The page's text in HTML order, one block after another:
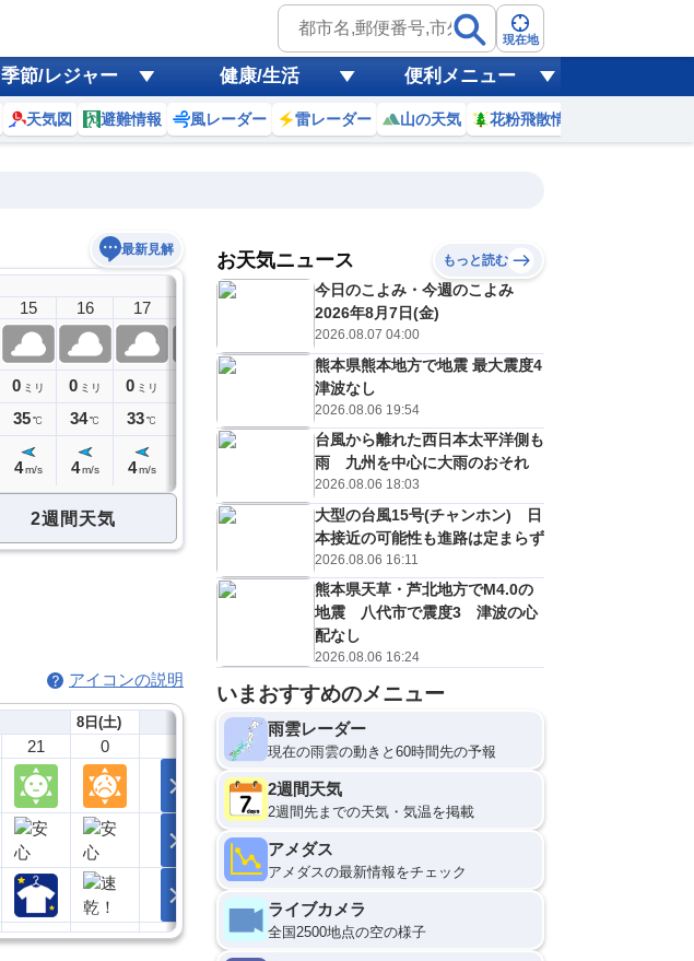
現在地
季節/レジャー 健康/生活 便利メニュー
天気図 避難情報 風レーダー 雷レーダー 山の天気 花粉飛散情報
最新見解
15
0 ミリ
35℃
4 m/s
16
0 ミリ
34℃
4 m/s
17
0 ミリ
33℃
4 m/s
20
ミリ
30
m/s
21
0 ミリ
30
4m/s
22
29
3 m/s 3m/s 3
2週間天気
アイコンの説明
21
8日(土)
0
お天気ニュース もっと読む
今日のこよみ・今週のこよみ
2026年8月7日(金)
2026.08.07 04:00
熊本県熊本地方で地震 最大震度4
津波なし
2026.08.06 19:54
台風から離れた西日本太平洋側も
雨 九州を中心に大雨のおそれ
2026.08.06 18:03
大型の台風15号(チャンホン) 日
本接近の可能性も進路は定まらず
2026.08.06 16:11
熊本県天草・芦北地方でM4.0の
地震 八代市で震度3 津波の心
配なし
2026.08.06 16:24
いまおすすめのメニュー
雨雲レーダー
現在の雨雲の動きと60時間先の予報
2週間天気
2週間先までの天気・気温を掲載
アメダス
アメダスの最新情報をチェック
ライブカメラ
全国2500地点の空の様子